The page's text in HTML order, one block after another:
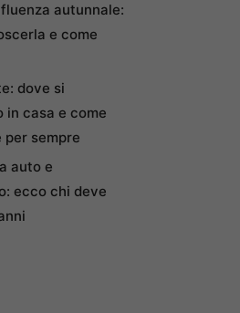
autunnale:
e come
dove si
in casa e come
sempre
auto e
ecco chi deve